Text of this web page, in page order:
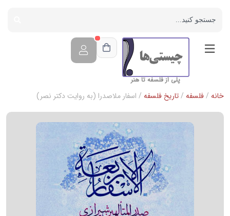
پلی از فلسفه تا هنر
خانه /فلسفه /تاریخ فلسفه / اسفار ملاصدرا (به روايت دكتر نصر)